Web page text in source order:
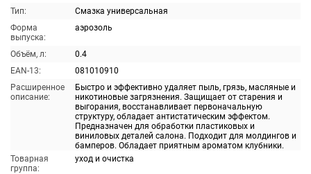
Тип:
Смазка универсальная
Форма
выпуска:
аэрозоль
Объём, л:
0.4
EAN-13:
081010910
Расширенное
описание:
Быстро и эффективно удаляет пыль, грязь, масляные и
никотиновые загрязнения. Защищает от старения и
выгорания, восстанавливает первоначальную
структуру, обладает антистатическим эффектом.
Предназначен для обработки пластиковых и
виниловых деталей салона. Подходит для молдингов и
бамперов. Обладает приятным ароматом клубники.
Товарная
группа:
уход и очистка